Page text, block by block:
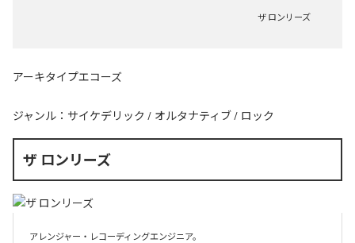
ザ ロンリーズ
アーキタイプエコーズ
ジャンル： サイケデリック / オルタナティブ / ロック
ザ ロンリーズ
アレンジャー・レコーディングエンジニア。